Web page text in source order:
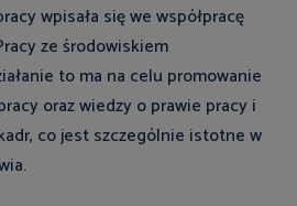
wpisała się we współpracę
ze środowiskiem
to ma na celu promowanie
oraz wiedzy o prawie pracy i
co jest szczególnie istotne w